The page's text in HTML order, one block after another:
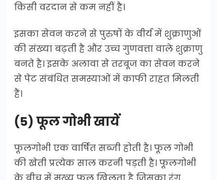
किसी वरदान से कम नहीं है।
इसका सेवन करने से पुरुषों के वीर्य में शुक्राणुओं
की संख्या बढ़ती है और उच्च गुणवत्ता वाले शुक्राणु
बनते है। इसके अलावा से तरबूज का सेवन करने
से पेट संबंधित समस्याओं में काफी राहत मिलती
हैं।
(5) फूल गोभी खायें
फूलगोभी एक वार्षित सब्जी होती है। फूल गोभी
की खेती प्रत्येक साल करनी पड़ती है। फूलगोभी